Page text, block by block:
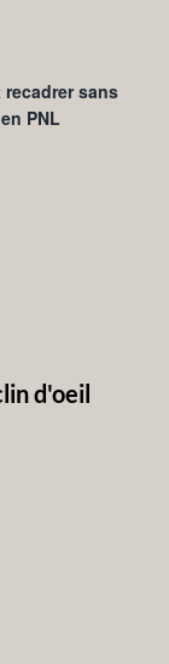
sans
PNL
d'oeil